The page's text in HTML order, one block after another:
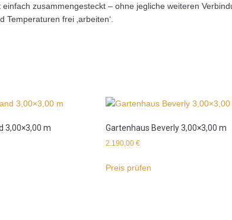
zusammengesteckt – ohne jegliche weiteren
frei ‚arbeiten‘.
3,00×3,00 m Gartenhaus Beverly 3,00×3,00 m
2.190,00 €
Preis prüfen